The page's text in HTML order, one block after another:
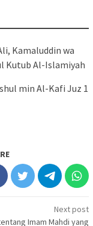
Kamaluddin wa
Kutub Al-Islamiyah
min Al-Kafi Juz 1
Next post
Imam Mahdi yang